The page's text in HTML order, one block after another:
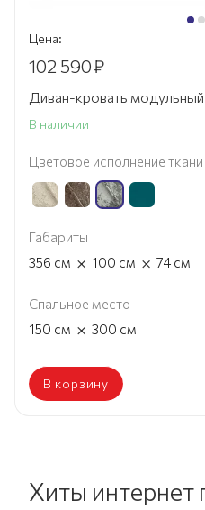
Цена:
102 590₽
Диван-кровать
В наличии
Цветовое исполнение ткани
Габариты
356 см × 100 см × 74 см
Спальное место
150 см × 300 см
В корзину
Хиты